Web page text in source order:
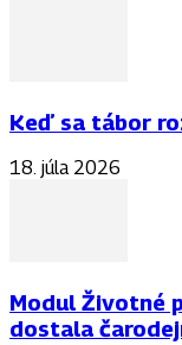
Keď sa tábor
18. júla 2026
Modul Životné
dostala